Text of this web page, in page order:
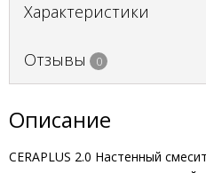
Характеристики
Отзывы 0
Описание
CERAPLUS 2.0 Настенный